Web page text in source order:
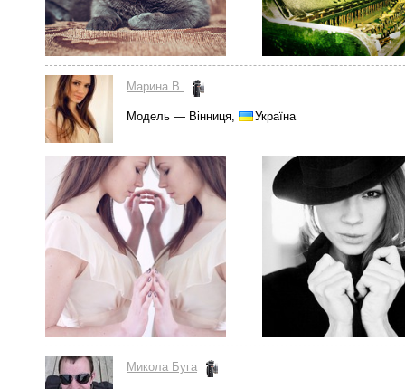
Марина В.
Модель — Вінниця, Україна
Микола Буга